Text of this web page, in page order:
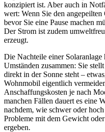
konzipiert ist. Aber auch in
wert: Wenn Sie den
bevor Sie eine Pause machen
Der Strom ist zudem
erzeugt.
Die Nachteile einer
Umständen zusammen: Sie
direkt in der Sonne steht –
Wohnmobil eigentlich
Anschaffungskosten je nach
manchen Fällen dauert es eine
nachdem, wie schwer oder
Probleme mit dem Gewicht
ergeben.